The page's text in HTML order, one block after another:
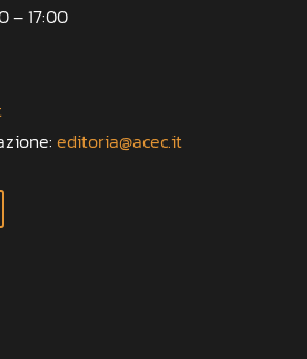
– 17:00
editoria@acec.it